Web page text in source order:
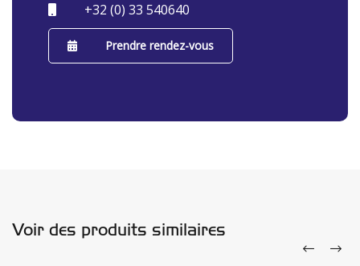
+32 (0) 33 540640
Prendre rendez-vous
Voir des produits similaires